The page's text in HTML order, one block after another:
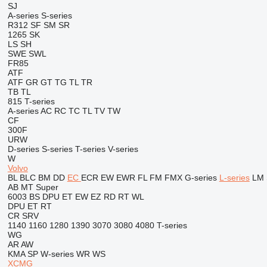
SJ
A-series S-series
R312 SF SM SR
1265 SK
LS SH
SWE SWL
FR85
ATF
ATF GR GT TG TL TR
TB TL
815 T-series
A-series AC RC TC TL TV TW
CF
300F
URW
D-series S-series T-series V-series
W
Volvo
BL BLC BM DD EC ECR EW EWR FL FM FMX G-series L-series LM
AB MT Super
6003 BS DPU ET EW EZ RD RT WL
DPU ET RT
CR SRV
1140 1160 1280 1390 3070 3080 4080 T-series
WG
AR AW
KMA SP W-series WR WS
XCMG